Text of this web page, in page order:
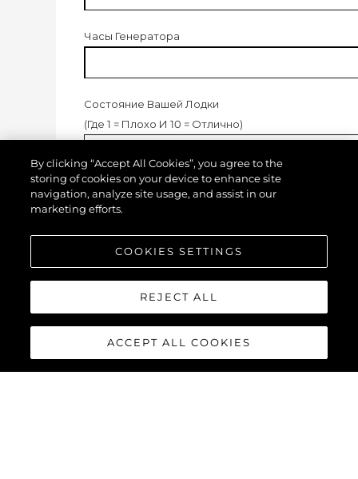
Часы Генератора
Состояние Вашей Лодки
(Где 1 = Плохо И 10 = Отлично)
Upload Image / Video
By clicking “Accept All Cookies”, you agree to the
storing of cookies on your device to enhance site
navigation, analyze site usage, and assist in our
marketing efforts.
COOKIES SETTINGS
REJECT ALL
ACCEPT ALL COOKIES